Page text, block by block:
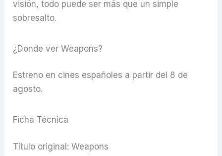
visión, todo puede ser más que un simple
sobresalto.
¿Donde ver Weapons?
Estreno en cines españoles a partir del 8 de
agosto.
Ficha Técnica
Título original: Weapons